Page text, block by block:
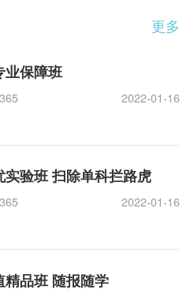
更多
业保障班
2022-01-16
实验班 扫除单科拦路虎
2022-01-16
精品班 随报随学